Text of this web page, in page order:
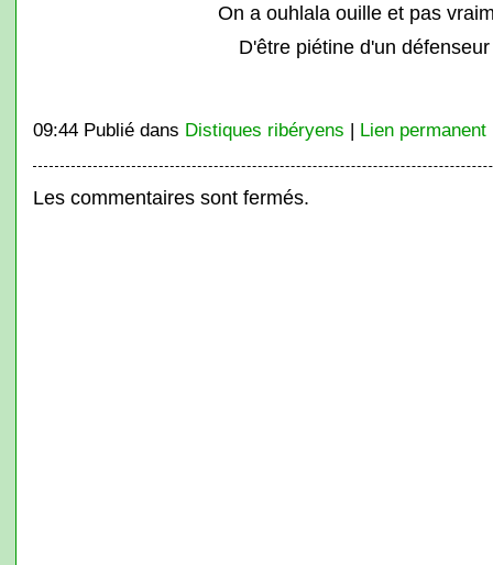
On a ouhlala ouille et pas
D'être piétine d'un
09:44 Publié dans Distiques ribéryens | Lien permanent
Les commentaires sont fermés.